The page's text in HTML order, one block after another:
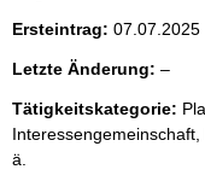
t
g
r
H
i
Ersteintrag: 07.07.2025
Letzte Änderung: –l
e
r
Tätigkeitskategorie:
ä.